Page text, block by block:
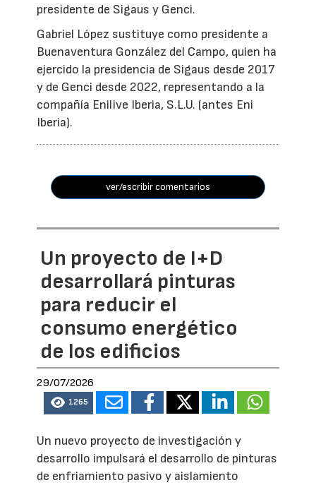
presidente de Sigaus y Genci.
Gabriel López sustituye como presidente a
Buenaventura González del Campo, quien ha
ejercido la presidencia de Sigaus desde 2017
y de Genci desde 2022, representando a la
compañía Enilive Iberia, S.L.U. (antes Eni
Iberia).
ver/escribir comentarios
Un proyecto de I+D
desarrollará pinturas
para reducir el
consumo energético
de los edificios
29/07/2026
1265
Un nuevo proyecto de investigación y
desarrollo impulsará el desarrollo de pinturas
de enfriamiento pasivo y aislamiento